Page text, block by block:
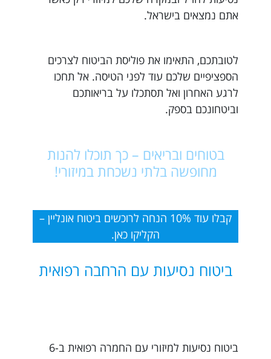
אתם נמצאים בישראל.
לטובתכם, התאימו את פוליסת הביטוח לצרכים
הספציפיים שלכם עוד לפני הטיסה. אל תחכו
לרגע האחרון ואל תסתכלו על בריאותכם
וביטחונכם בספק.
בטוחים ובריאים – כך תוכלו להנות
מחופשה בלתי נשכחת במיזורי!
קבלו עוד 10% הנחה לרוכשים ביטוח אונליין –
הקליקו כאן.
ביטוח נסיעות עם הרחבה רפואית
ביטוח נסיעות למיזורי עם החמרה רפואית ב-6